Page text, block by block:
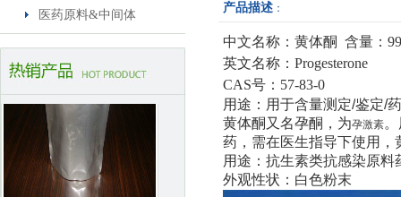
医药原料&中间体
莎梵婷-阴离子表面活性剂-..
产品描述 ：
中文名称：黄体酮 含量：
英文名称：Progesterone
CAS号：57-83-0
用途：用于含量测定/鉴定/
黄体酮又名孕酮，为孕激素
药，需在医生指导下使用
用途：抗生素类抗感染原料
外观性状：白色粉末